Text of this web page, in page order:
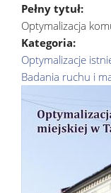
Pełny tytuł:
Optymalizacja
Kategoria:
Optymalizacje
Badania ruchu i